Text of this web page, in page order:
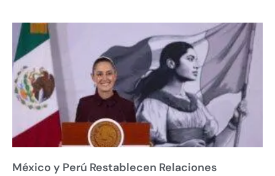
México y Perú Restablecen Relaciones